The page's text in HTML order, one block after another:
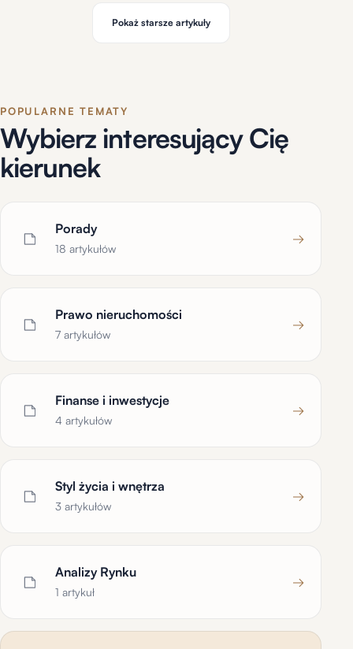
Pokaż starsze artykuły
POPULARNE TEMATY
Wybierz interesujący Cię
kierunek
Porady
18 artykułów
→
Prawo nieruchomości
7 artykułów
→
Finanse i inwestycje
4 artykułów
→
Styl życia i wnętrza
3 artykułów
→
Analizy Rynku
1 artykuł
→